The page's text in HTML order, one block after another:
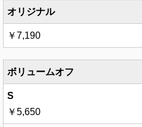
オリジナル
￥7,190
ボリュームオフ
￥5,650